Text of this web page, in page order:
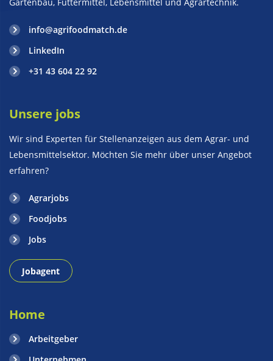
info@agrifoodmatch.de
LinkedIn
+31 43 604 22 92
Unsere jobs
Wir sind Experten für Stellenanzeigen aus dem Agrar- und
Lebensmittelsektor. Möchten Sie mehr über unser Angebot
erfahren?
Agrarjobs
Foodjobs
Jobs
Jobagent
Home
Arbeitgeber